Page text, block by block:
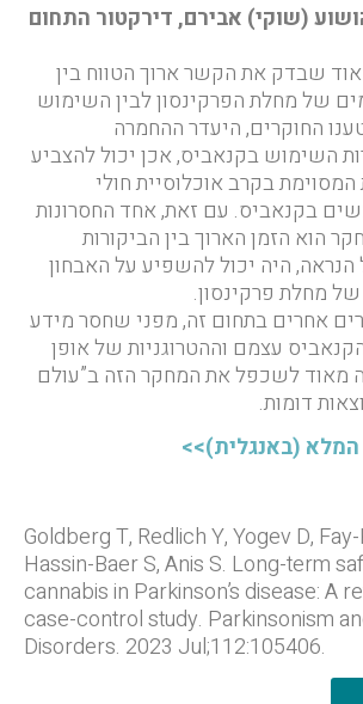
(שוקי) אבירם, דירקטור התחום
שבדק את הקשר ארוך הטווח בין
של מחלת הפרקינסון לבין השימוש
החוקרים, היעדר ההחמרה
השימוש בקנאביס, אכן יכול להצביע
בקרב אוכלוסיית חולי
בקנאביס. עם זאת, אחד החסרונות
הוא הזמן הארוך בין הביקורות
היה יכול להשפיע על האבחון
מחלת פרקינסון.
אחרים בתחום זה, מפני שחסר מידע
עצמם וההטרוגניות של אופן
מאוד לשכפל את המחקר הזה ב”עולם
דומות.
(באנגלית)>>
Goldberg T, Redlich Y, Yogev D,
Hassin-Baer S, Anis S. Long-term
cannabis in Parkinson’s disease: A
case-control study. Parkinsonism
Disorders. 2023 Jul;112:105406.